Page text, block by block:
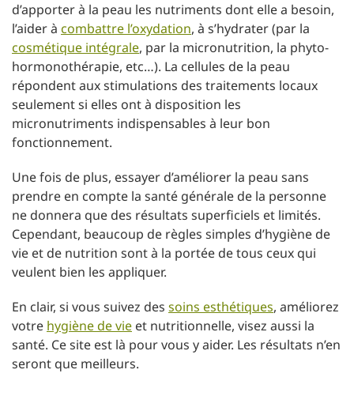
d’apporter à la peau les nutriments dont elle a besoin,
l’aider à combattre l’oxydation, à s’hydrater (par la
cosmétique intégrale, par la micronutrition, la phyto-
hormonothérapie, etc…). La cellules de la peau
répondent aux stimulations des traitements locaux
seulement si elles ont à disposition les
micronutriments indispensables à leur bon
fonctionnement.
Une fois de plus, essayer d’améliorer la peau sans
prendre en compte la santé générale de la personne
ne donnera que des résultats superficiels et limités.
Cependant, beaucoup de règles simples d’hygiène de
vie et de nutrition sont à la portée de tous ceux qui
veulent bien les appliquer.
En clair, si vous suivez des soins esthétiques, améliorez
votre hygiène de vie et nutritionnelle, visez aussi la
santé. Ce site est là pour vous y aider. Les résultats n’en
seront que meilleurs.